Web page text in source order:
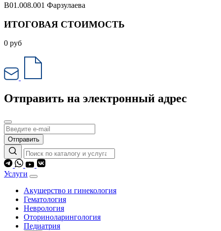
B01.008.001 Фарзулаева
ИТОГОВАЯ СТОИМОСТЬ
0 руб
Отправить на электронный адрес
Отправить
Услуги
Акушерство и гинекология
Гематология
Неврология
Оториноларингология
Педиатрия